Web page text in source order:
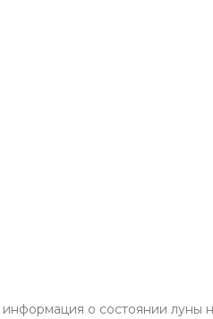
о состоянии луны